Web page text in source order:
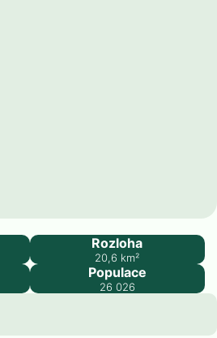
Rozloha
20,6 km²
Populace
26 026